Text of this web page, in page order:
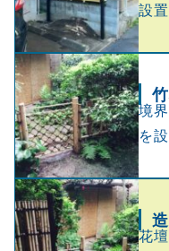
設
境
を
花